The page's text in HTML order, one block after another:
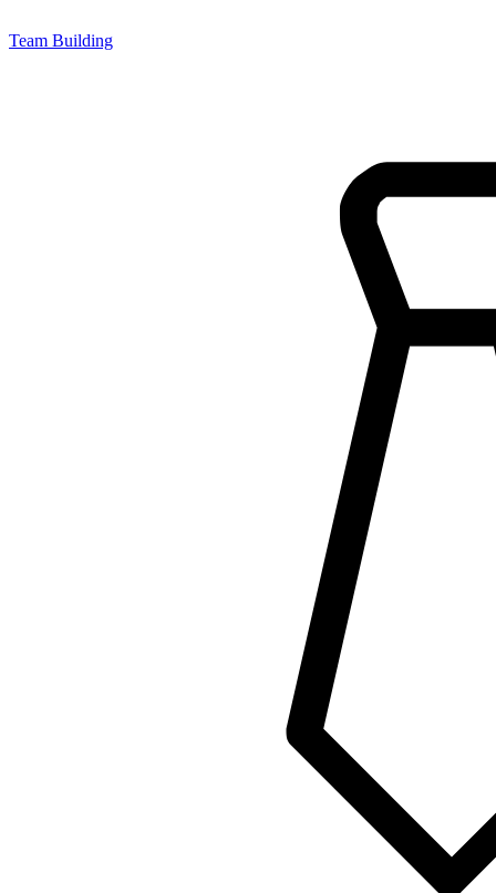
Team Building